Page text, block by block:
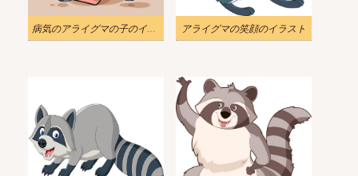
病気のアライグマの子のイラスト アライグマの笑顔のイラスト